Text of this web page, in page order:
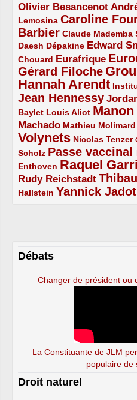
Olivier Besancenot
3/5
3/5
2/5
Lemosina
2/5 Caroline
4/5
Barbier
4/5 Claude Mademba
2/5
2/5
Daesh
2/5 Dépakine
2/5 Edward
3/5
1/5
Chouard
2/5 Eurafrique
3/5
4/5
2/5
Gérard Filoche
4/5
5/5
Hannah Arendt
5/5
2/5
4/5
Jean Hennessy
4/5
3/5
Baylet
2/5 Louis Aliot
2/5
5/5
Machado
3/5 Mathieu Molimard
2/5
1/5
Volynets
5/5 Nicolas Tenzer
2/5
1/5
Scholz
2/5 Passe vaccinal
4/5
2/5
Enthoven
2/5 Raquel
5/5
4/5
Rudy Reichstadt
3/5
4/5
2/5
Hallstein
2/5 Yannick Jadot
4/5
1/5
Débats
Changer de président ou
La Constituante de JLM
populaire de
Droit naturel